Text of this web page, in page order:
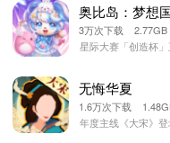
奥比岛：梦想
3万次下载 2.77GB
星际大赛「创造杯
无悔华夏
1.6万次下载
年度主线《大宋》登